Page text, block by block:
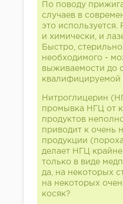
По поводу
случаев в
это используется.
и химически, и
Быстро,
необходимого -
выживаемости до
Нитроглицерин
промывка НГЦ от
продуктов
приводит к очень
продукции
делает НГЦ
только в виде
да, на некоторых
на некоторых
косяк?